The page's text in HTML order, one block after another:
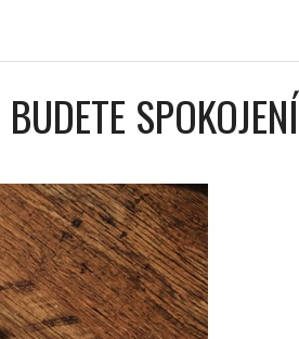
SPOKOJENÍ